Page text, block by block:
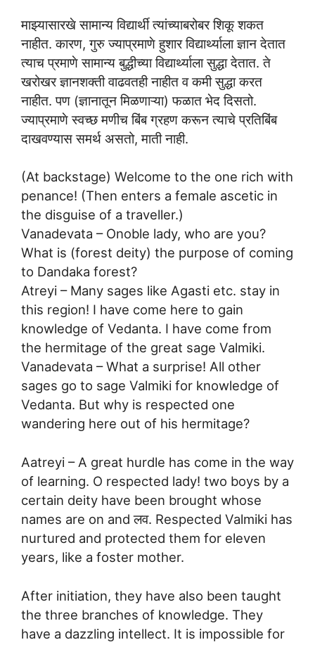
माझ्यासारखे सामान्य विद्यार्थी त्यांच्याबरोबर शिकू शकत
नाहीत. कारण, गुरु ज्याप्रमाणे हुशार विद्यार्थ्याला ज्ञान देतात
त्याच प्रमाणे सामान्य बुद्धीच्या विद्यार्थ्याला सुद्धा देतात. ते
खरोखर ज्ञानशक्ती वाढवतही नाहीत व कमी सुद्धा करत
नाहीत. पण (ज्ञानातून मिळणाऱ्या) फळात भेद दिसतो.
ज्याप्रमाणे स्वच्छ मणीच बिंब ग्रहण करून त्याचे प्रतिबिंब
दाखवण्यास समर्थ असतो, माती नाही.
(At backstage) Welcome to the one rich with
penance! (Then enters a female ascetic in
the disguise of a traveller.)
Vanadevata – Onoble lady, who are you?
What is (forest deity) the purpose of coming
to Dandaka forest?
Atreyi – Many sages like Agasti etc. stay in
this region! I have come here to gain
knowledge of Vedanta. I have come from
the hermitage of the great sage Valmiki.
Vanadevata – What a surprise! All other
sages go to sage Valmiki for knowledge of
Vedanta. But why is respected one
wandering here out of his hermitage?
Aatreyi – A great hurdle has come in the way
of learning. O respected lady! two boys by a
certain deity have been brought whose
names are on and लव. Respected Valmiki has
nurtured and protected them for eleven
years, like a foster mother.
After initiation, they have also been taught
the three branches of knowledge. They
have a dazzling intellect. It is impossible for